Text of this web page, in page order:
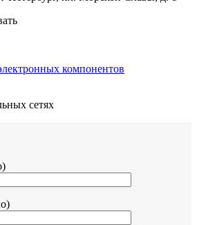
компонентов
сетях